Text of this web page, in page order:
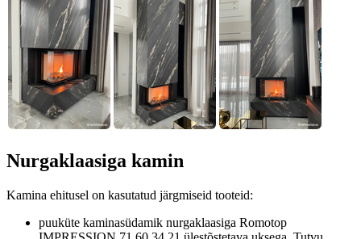
Nurgaklaasiga kamin
Kamina ehitusel on kasutatud järgmiseid tooteid:
puuküte kaminasüdamik nurgaklaasiga Romotop